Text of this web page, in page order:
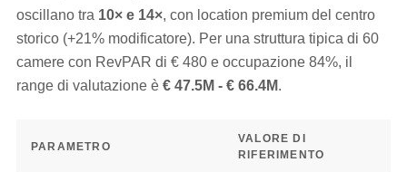
oscillano tra 10× e 14×, con location premium del centro
storico (+21% modificatore). Per una struttura tipica di 60
camere con RevPAR di € 480 e occupazione 84%, il
range di valutazione è € 47.5M - € 66.4M.
PARAMETRO
VALORE DI
RIFERIMENTO